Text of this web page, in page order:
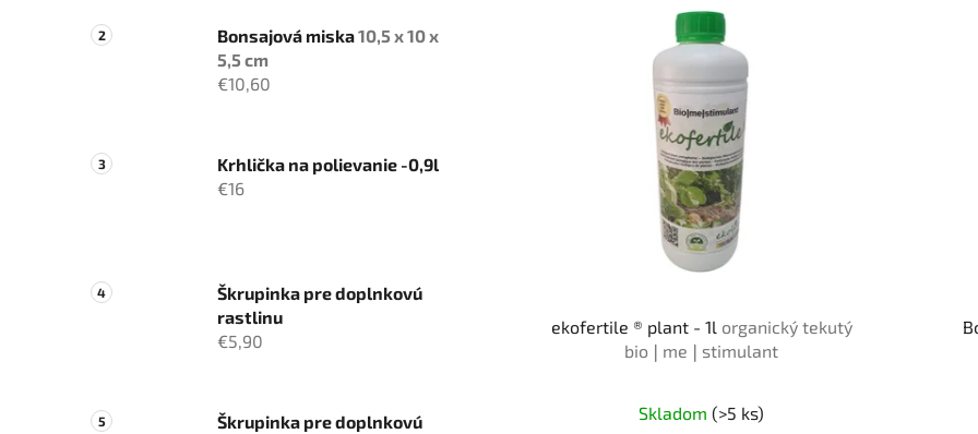
Bonsajová miska10,5 x 10 x
5,5 cm
€10,60
Krhlička na polievanie -0,9l
€16
Škrupinka pre doplnkovú
rastlinu
€5,90
Škrupinka pre doplnkovú
ekofertile ® plant - 1l organický tekutý
bio❘me❘stimulant
Skladom (>5 ks)